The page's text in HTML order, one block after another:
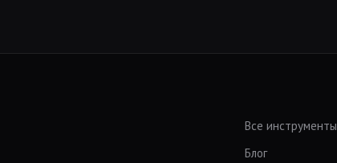
Все инструменты
Блог